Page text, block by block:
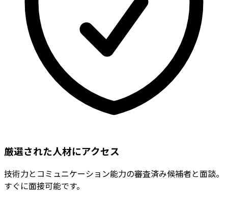
厳選された人材にアクセス
技術力とコミュニケーション能力の審査済み候補者と面談。
すぐに面接可能です。